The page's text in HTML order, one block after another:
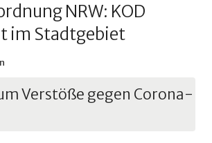
NRW: KOD
im Stadtgebiet
Verstöße gegen Corona-